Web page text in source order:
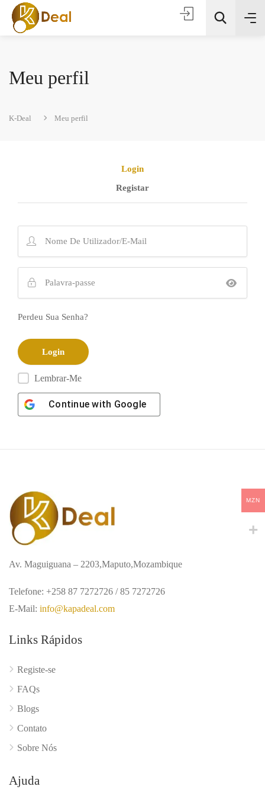
Procura
Meu perfil
K-Deal Meu perfil
Login
Registar
Perdeu Sua Senha?
Lembrar-Me
Continue with Google
Av. Maguiguana – 2203,Maputo,Mozambique
Telefone: +258 87 7272726 / 85 7272726
E-Mail: info@kapadeal.com
Links Rápidos
Registe-se
FAQs
Blogs
Contato
Sobre Nós
Ajuda
MZN